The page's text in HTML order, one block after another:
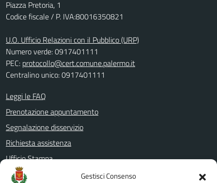
Gestisci Consenso
Piazza Pretoria, 1
Codice fiscale / P. IVA:80016350821
U.O. Ufficio Relazioni con il Pubblico (URP)
Numero verde: 0917401111
PEC: protocollo@cert.comune.palermo.it
Centralino unico: 0917401111
Leggi le FAQ
Prenotazione appuntamento
Segnalazione disservizio
Richiesta assistenza
Ufficio Stampa
Amministrazione Trasparente